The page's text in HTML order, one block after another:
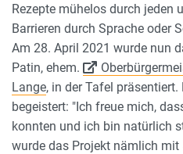
Rezepte mühelos durch jeden
Barrieren durch Sprache oder
Am 28. April 2021 wurde nun
Patin, ehem.
Lange, in der Tafel
begeistert: "Ich freue mich,
konnten und ich bin natürlich
wurde das Projekt nämlich mit